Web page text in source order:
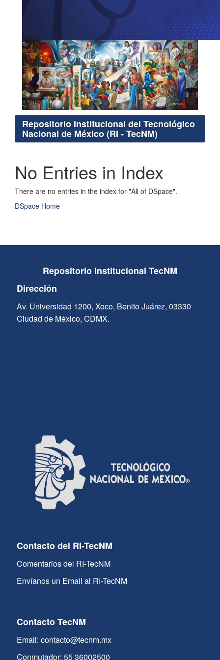
Repositorio Institucional del Tecnológico
Nacional de México (RI - TecNM)
No Entries in Index
There are no entries in the index for "All of DSpace".
DSpace Home
Repositorio Institucional TecNM
Dirección
Av. Universidad 1200, Xoco, Benito Juárez, 03330
Ciudad de México, CDMX.
Contacto del RI-TecNM
Comentarios del RI-TecNM
Envíanos un Email al RI-TecNM
Contacto TecNM
Email: contacto@tecnm.mx
Conmutador: 55 36002500